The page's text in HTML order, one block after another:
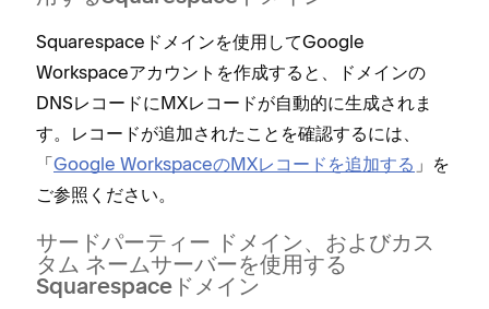
Squarespaceドメインを使用してGoogle
Workspaceアカウントを作成すると⁠、ドメインの
DNSレコ⁠ードにMXレコ⁠ードが自動的に生成されま
す⁠。レコ⁠ードが追加されたことを確認するには⁠、
「⁠Google WorkspaceのMXレコ⁠ードを追加する ⁠」を
ご参照ください⁠。
サ⁠ードパ⁠ーテ⁠ィ⁠ー ドメイン⁠、およびカス
タム ネ⁠ームサ⁠ーバ⁠ーを使用する
Squarespaceドメイン